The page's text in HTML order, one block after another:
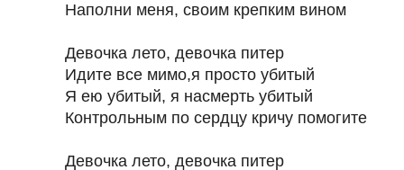
Наполни меня, своим крепким вином
Девочка лето, девочка питер
Идите все мимо,я просто убитый
Я ею убитый, я насмерть убитый
Контрольным по сердцу кричу помогите
Девочка лето, девочка питер